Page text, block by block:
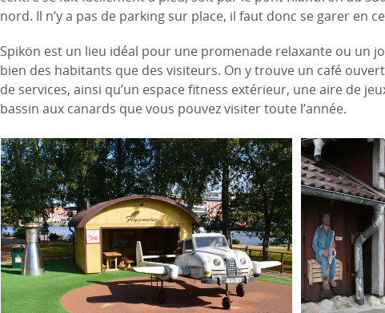
nord. Il n’y a pas de parking sur place, il faut donc se garer en
Spikön est un lieu idéal pour une promenade relaxante ou un
bien des habitants que des visiteurs. On y trouve un café
de services, ainsi qu’un espace fitness extérieur, une aire de
bassin aux canards que vous pouvez visiter toute l’année.